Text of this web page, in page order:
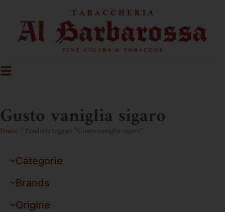
Gusto vaniglia sigaro
Home / Prodotti taggati “Gusto vaniglia sigaro”
Categorie
Brands
Origine